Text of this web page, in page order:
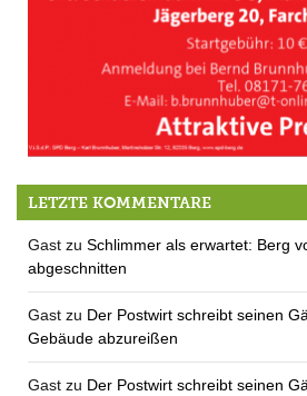
25.1.: Schafkopfrennen der Roten
LETZTE KOMMENTARE
Gast zu Schlimmer als erwartet: Berg
abgeschnitten
Gast zu Der Postwirt schreibt seinen
Gebäude abzureißen
Gast zu Der Postwirt schreibt seinen